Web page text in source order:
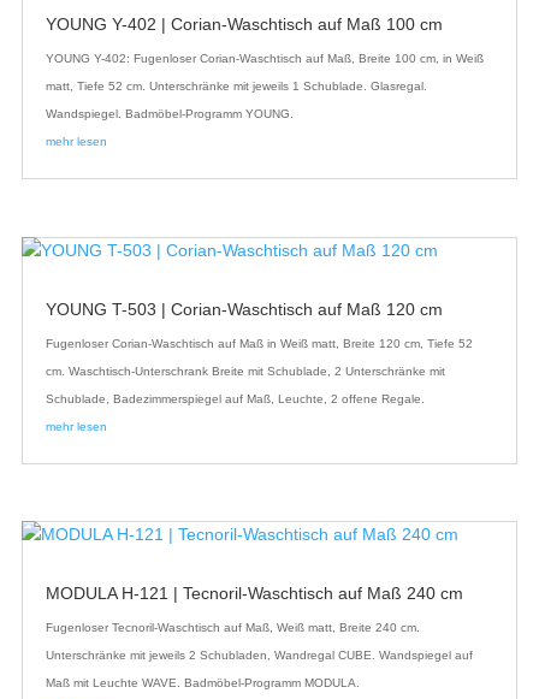
YOUNG Y-402 | Corian-Waschtisch auf Maß 100 cm
YOUNG Y-402: Fugenloser Corian-Waschtisch auf Maß, Breite 100 cm, in Weiß
matt, Tiefe 52 cm. Unterschränke mit jeweils 1 Schublade. Glasregal.
Wandspiegel. Badmöbel-Programm YOUNG.
mehr lesen
YOUNG T-503 | Corian-Waschtisch auf Maß 120 cm
Fugenloser Corian-Waschtisch auf Maß in Weiß matt, Breite 120 cm, Tiefe 52
cm. Waschtisch-Unterschrank Breite mit Schublade, 2 Unterschränke mit
Schublade, Badezimmerspiegel auf Maß, Leuchte, 2 offene Regale.
mehr lesen
MODULA H-121 | Tecnoril-Waschtisch auf Maß 240 cm
Fugenloser Tecnoril-Waschtisch auf Maß, Weiß matt, Breite 240 cm.
Unterschränke mit jeweils 2 Schubladen, Wandregal CUBE. Wandspiegel auf
Maß mit Leuchte WAVE. Badmöbel-Programm MODULA.